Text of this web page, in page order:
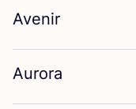
Avenir
Aurora